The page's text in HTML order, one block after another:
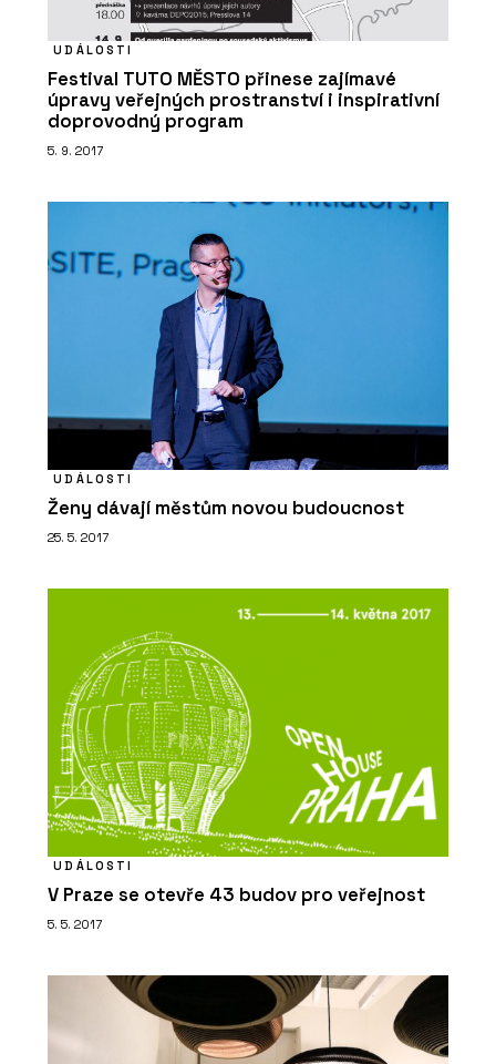
UDÁLOSTI
Festival TUTO MĚSTO přinese zajímavé
úpravy veřejných prostranství i inspirativní
doprovodný program
5. 9. 2017
UDÁLOSTI
Ženy dávají městům novou budoucnost
25. 5. 2017
UDÁLOSTI
V Praze se otevře 43 budov pro veřejnost
5. 5. 2017